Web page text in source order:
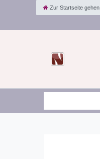
Zur Startseite gehen